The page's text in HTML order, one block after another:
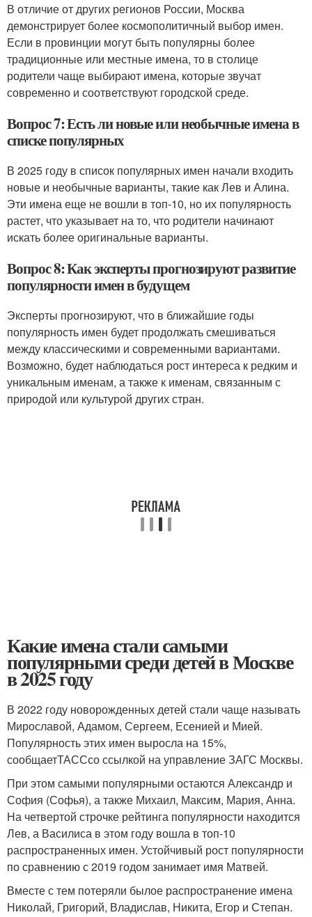
В отличие от других регионов России, Москва
демонстрирует более космополитичный выбор имен.
Если в провинции могут быть популярны более
традиционные или местные имена, то в столице
родители чаще выбирают имена, которые звучат
современно и соответствуют городской среде.
Вопрос 7: Есть ли новые или необычные имена в
списке популярных
В 2025 году в список популярных имен начали входить
новые и необычные варианты, такие как Лев и Алина.
Эти имена еще не вошли в топ-10, но их популярность
растет, что указывает на то, что родители начинают
искать более оригинальные варианты.
Вопрос 8: Как эксперты прогнозируют развитие
популярности имен в будущем
Эксперты прогнозируют, что в ближайшие годы
популярность имен будет продолжать смешиваться
между классическими и современными вариантами.
Возможно, будет наблюдаться рост интереса к редким и
уникальным именам, а также к именам, связанным с
природой или культурой других стран.
Какие имена стали самыми
популярными среди детей в Москве
в 2025 году
В 2022 году новорожденных детей стали чаще называть
Мирославой, Адамом, Сергеем, Есенией и Мией.
Популярность этих имен выросла на 15%,
сообщаетТАССсо ссылкой на управление ЗАГС Москвы.
При этом самыми популярными остаются Александр и
София (Софья), а также Михаил, Максим, Мария, Анна.
На четвертой строчке рейтинга популярности находится
Лев, а Василиса в этом году вошла в топ-10
распространенных имен. Устойчивый рост популярности
по сравнению с 2019 годом занимает имя Матвей.
Вместе с тем потеряли былое распространение имена
Николай, Григорий, Владислав, Никита, Егор и Степан.